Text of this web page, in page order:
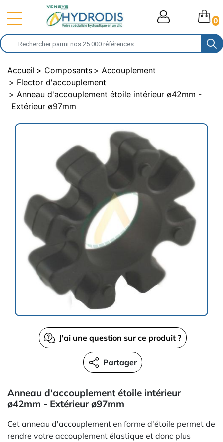
0
Accueil Composants
Accouplement
Flector d'accouplement
Anneau d'accouplement étoile intérieur ø42mm -
Extérieur ø97mm
J'ai une question sur ce produit ?
Partager
Anneau d'accouplement étoile intérieur
ø42mm - Extérieur ø97mm
Cet anneau d'accouplement en forme d'étoile permet de
rendre votre accouplement élastique et donc plus